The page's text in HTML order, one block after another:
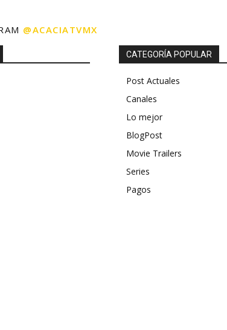
@ACACIATVMX
CATEGORÍA POPULAR
Post Actuales
Canales
Lo mejor
BlogPost
Movie Trailers
Series
Pagos